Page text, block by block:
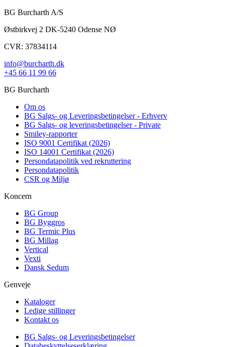
BG Burcharth A/S
Østbirkvej 2 DK-5240 Odense NØ
CVR: 37834114
info@burcharth.dk
+45 66 11 99 66
BG Burcharth
Om os
BG Salgs- og Leveringsbetingelser - Erhverv
BG Salgs- og leveringsbetingelser - Private
Smiley-rapporter
ISO 9001 Certifikat (2026)
ISO 14001 Certifikat (2026)
Persondatapolitik ved rekruttering
Persondatapolitik
CSR og Miljø
Koncern
BG Group
BG Byggros
BG Termic Plus
BG Millag
Vertical
Vexti
Dansk Sedum
Genveje
Kataloger
Ledige stillinger
Kontakt os
BG Salgs- og Leveringsbetingelser